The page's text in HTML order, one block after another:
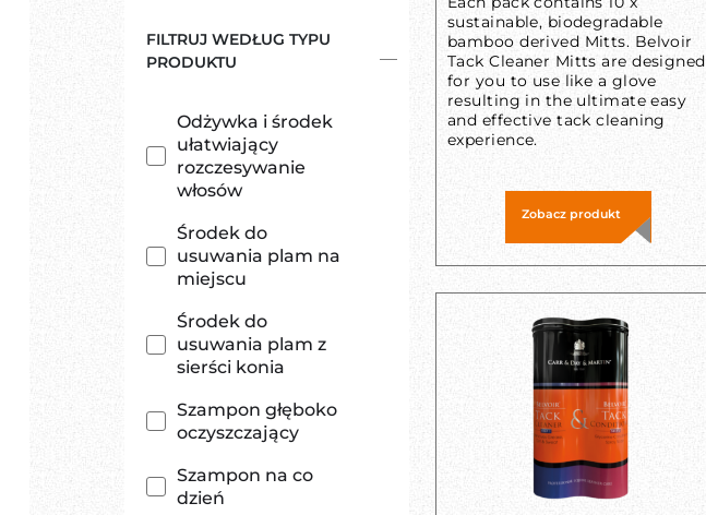
FILTRUJ WEDŁUG TYPU
PRODUKTU
Odżywka i środek
ułatwiający
rozczesywanie
włosów
Środek do
usuwania plam na
miejscu
Środek do
usuwania plam z
sierści konia
Szampon głęboko
oczyszczający
Szampon na co
dzień
sustainable, biodegradable
bamboo derived Mitts. Belvoir
Tack Cleaner Mitts are designed
for you to use like a glove
resulting in the ultimate easy
and effective tack cleaning
experience.
Zobacz produkt